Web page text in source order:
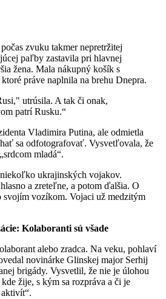
počas zvuku takmer nepretržitej
paľby zastavila pri hlavnej
žena. Mala nákupný košík s
práve naplnila na brehu Dnepra.
utrúsila. A tak či onak,
patrí Rusku.“
Vladimira Putina, ale odmietla
sa odfotografovať. Vysvetľovala, že
mladá“.
ukrajinských vojakov.
a zreteľne, a potom ďalšia. O
svojím vozíkom. Vojaci už medzitým
Kolaboranti sú všade
alebo zradca. Na veku, pohlaví
novinárke Glinskej major Serhij
brigády. Vysvetlil, že nie je úlohou
žije, s kým sa rozpráva a či je